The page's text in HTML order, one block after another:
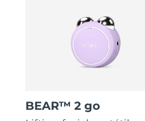
BEAR™ 2 go